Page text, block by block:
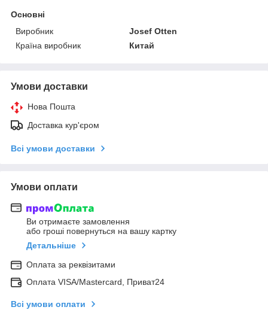
Основні
Виробник
Josef Otten
Країна виробник
Китай
Умови доставки
Нова Пошта
Доставка кур'єром
Всі умови доставки
Умови оплати
Ви отримаєте замовлення
або гроші повернуться на вашу картку
Детальніше
Оплата за реквізитами
Оплата VISA/Mastercard, Приват24
Всі умови оплати